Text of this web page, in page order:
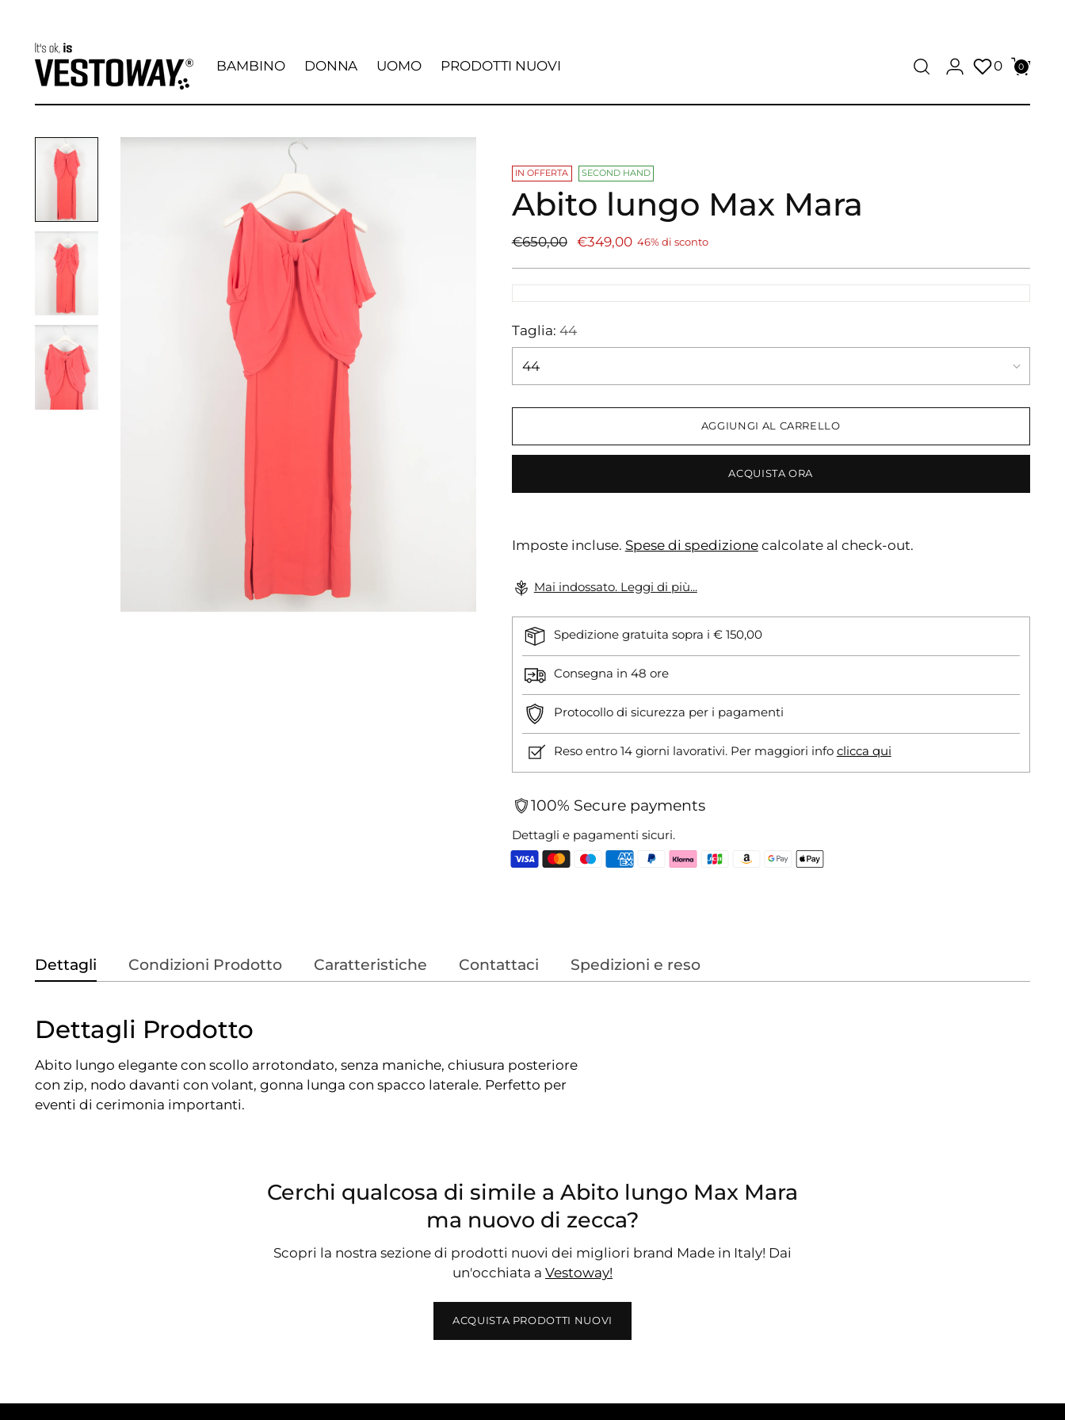
BAMBINO DONNA UOMO PRODOTTI NUOVI 0 0
IN OFFERTA SECOND HAND
Abito lungo Max Mara
Prezzo
€650,00 €349,00 46% di sconto
Taglia: 44
AGGIUNGI AL CARRELLO
ACQUISTA ORA
Imposte incluse. Spese di spedizionecalcolate al check-out.
Mai indossato. Leggi di più...
Spedizione gratuita sopra i € 150,00
Consegna in 48 ore
Protocollo di sicurezza per i pagamenti
Reso entro 14 giorni lavorativi. Per maggiori info clicca qui
100% Secure payments
Dettagli e pagamenti sicuri.
al
Dettagli Condizioni Prodotto Caratteristiche Contattaci Spedizioni e reso
Dettagli Prodotto
Abito lungo elegante con scollo arrotondato, senza maniche, chiusura posteriore
con zip, nodo davanti con volant, gonna lunga con spacco laterale. Perfetto per
eventi di cerimonia importanti.
Cerchi qualcosa di simile a Abito lungo Max Mara
ma nuovo di zecca?
Scopri la nostra sezione di prodotti nuovi dei migliori brand Made in Italy! Dai
un'occhiata a Vestoway!
ACQUISTA PRODOTTI NUOVI